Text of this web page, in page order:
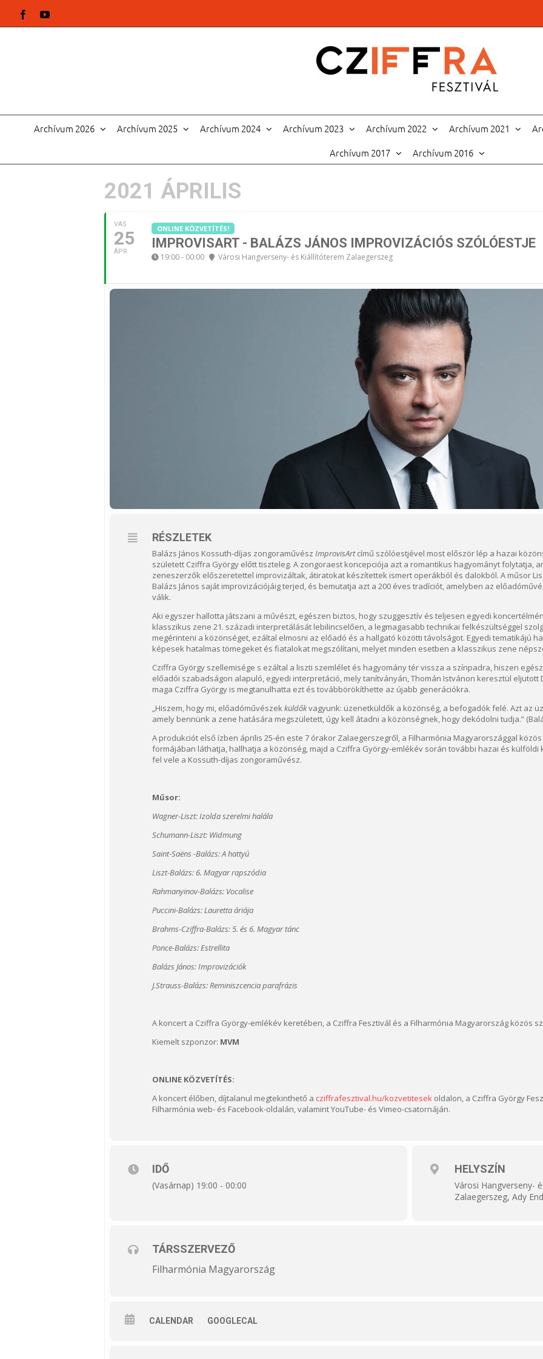
Kihagyás FacebookYouTube
Archívum 2026 Archívum 2025 Archívum 2024 Archívum 2023 Archívum 2022 Archívum 2021
Archívum 2017
Archívum 2016
2021 ÁPRILIS
VAS
25
ÁPR
ONLINE KÖZVETÍTÉS!
IMPROVISART - BALÁZS JÁNOS IMPROVIZÁCIÓS SZÓLÓESTJE
19:00 - 00:00 Városi Hangverseny- és Kiállítóterem Zalaegerszeg
RÉSZLETEK
Balázs János Kossuth-díjas zongoraművész ImprovisArtcímű szólóestjével most először lép a hazai
született Cziffra György előtt tiszteleg. A zongoraest koncepciója azt a romantikus hagyományt folytatja,
zeneszerzők előszeretettel improvizáltak, átiratokat készítettek ismert operákból és dalokból. A műsor
Balázs János saját improvizációjáig terjed, és bemutatja azt a 200 éves tradíciót, amelyben az
válik.
Aki egyszer hallotta játszani a művészt, egészen biztos, hogy szuggesztív és teljesen egyedi
klasszikus zene 21. századi interpretálását lebilincselően, a legmagasabb technikai felkészültséggel
megérinteni a közönséget, ezáltal elmosni az előadó és a hallgató közötti távolságot. Egyedi tematikájú
képesek hatalmas tömegeket és fiatalokat megszólítani, melyet minden esetben a klasszikus zene
Cziffra György szellemisége s ezáltal a liszti szemlélet és hagyomány tér vissza a színpadra, hiszen
előadói szabadságon alapuló, egyedi interpretáció, mely tanítványán, Thomán Istvánon keresztül eljutott
maga Cziffra György is megtanulhatta ezt és továbbörökíthette az újabb generációkra.
„Hiszem, hogy mi, előadóművészekküldőkvagyunk: üzenetküldők a közönség, a befogadók felé. Azt az
amely bennünk a zene hatására megszületett, úgy kell átadni a közönségnek, hogy dekódolni tudja.”
A produkciót első ízben április 25-én este 7 órakor Zalaegerszegről, a Filharmónia Magyarországgal
formájában láthatja, hallhatja a közönség, majd a Cziffra György-emlékév során további hazai és
fel vele a Kossuth-díjas zongoraművész.
Műsor:
Wagner-Liszt: Izolda szerelmi halála
Schumann-Liszt: Widmung
Saint-Saëns -Balázs: A hattyú
Liszt-Balázs: 6. Magyar rapszódia
Rahmanyinov-Balázs: Vocalise
Puccini-Balázs: Lauretta áriája
Brahms-Cziffra-Balázs: 5. és 6. Magyar tánc
Ponce-Balázs: Estrellita
Balázs János: Improvizációk
J.Strauss-Balázs: Reminiszcencia parafrázis
A koncert a Cziffra György-emlékév keretében, a Cziffra Fesztivál és a Filharmónia Magyarország közös
Kiemelt szponzor: MVM
ONLINE KÖZVETÍTÉS:
A koncert élőben, díjtalanul megtekinthető a cziffrafesztival.hu/kozvetitesek oldalon, a Cziffra György
Filharmónia web- és Facebook-oldalán, valamint YouTube- és Vimeo-csatornáján.
IDŐ
(Vasárnap) 19:00 - 00:00
HELYSZÍN
Városi Hangverseny-
Zalaegerszeg, Ady
TÁRSSZERVEZŐ
Filharmónia Magyarország
CALENDAR GOOGLECAL